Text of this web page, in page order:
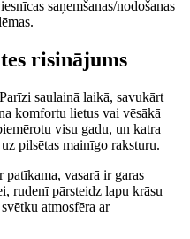
saņemšanas/nodošanas
risinājums
saulainā laikā, savukārt
komfortu lietus vai vēsākā
visu gadu, un katra
pilsētas mainīgo raksturu.
patīkama, vasarā ir garas
rudenī pārsteidz lapu krāsu
atmosfēra ar